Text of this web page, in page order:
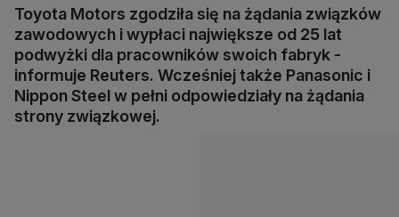
Toyota Motors zgodziła się na żądania związków
zawodowych i wypłaci największe od 25 lat
podwyżki dla pracowników swoich fabryk -
informuje Reuters. Wcześniej także Panasonic i
Nippon Steel w pełni odpowiedziały na żądania
strony związkowej.